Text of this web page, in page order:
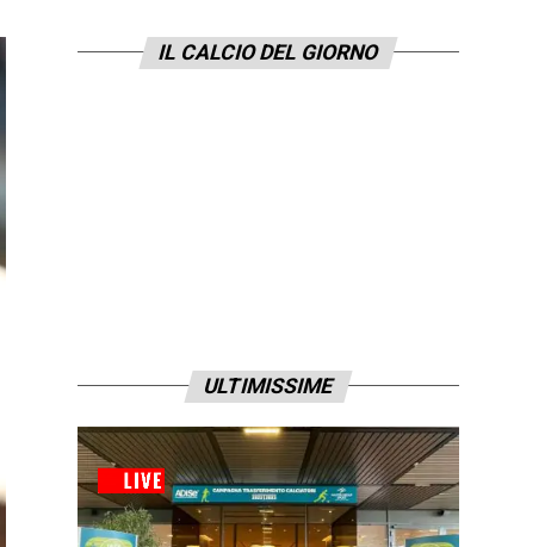
IL CALCIO DEL GIORNO
ULTIMISSIME